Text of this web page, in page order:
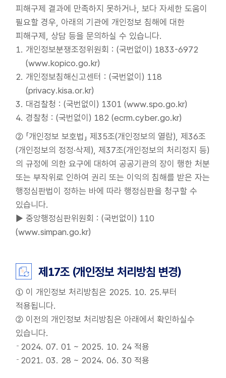
열람
열람결정 통지(거부)
정정·삭제, 처리정지 청구
청구 주체 확인 및 개인정보 정정·삭제, 처리정지 범위 확인
개인정보 정정·삭제, 처리정지 제한사항 확인
정정·삭제, 처리정지 결과통지
정정·삭제, 처리정지 청구제한사항 통지(거저르 타 법령 관련
피해구제 결과에 만족하지 못하거나, 보다 자세한 도움이
필요할 경우, 아래의 기관에 개인정보 침해에 대한
피해구제, 상담 등을 문의하실 수 있습니다.
개인정보분쟁조정위원회 : (국번없이) 1833-6972
(www.kopico.go.kr)
개인정보침해신고센터 : (국번없이) 118
(privacy.kisa.or.kr)
대검찰청 : (국번없이) 1301 (www.spo.go.kr)
경찰청 : (국번없이) 182 (ecrm.cyber.go.kr)
② 「개인정보 보호법」 제35조(개인정보의 열람), 제36조
(개인정보의 정정·삭제), 제37조(개인정보의 처리정지 등)
의 규정에 의한 요구에 대하여 공공기관의 장이 행한 처분
또는 부작위로 인하여 권리 또는 이익의 침해를 받은 자는
행정심판법이 정하는 바에 따라 행정심판을 청구할 수
있습니다.
▶ 중앙행정심판위원회 : (국번없이) 110
(www.simpan.go.kr)
제17조 (개인정보 처리방침 변경)
① 이 개인정보 처리방침은 2025. 10. 25.부터
적용됩니다.
② 이전의 개인정보 처리방침은 아래에서 확인하실수
있습니다.
2024. 07. 01 ~ 2025. 10. 24 적용
2021. 03. 28 ~ 2024. 06. 30 적용